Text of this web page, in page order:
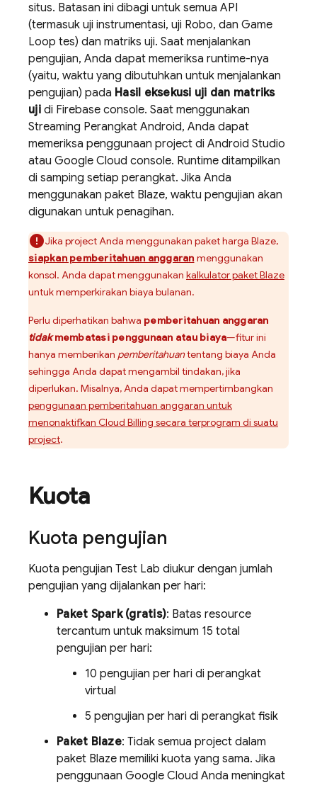
situs. Batasan ini dibagi untuk semua API
(termasuk uji instrumentasi, uji Robo, dan Game
Loop tes) dan matriks uji. Saat menjalankan
pengujian, Anda dapat memeriksa runtime-nya
(yaitu, waktu yang dibutuhkan untuk menjalankan
pengujian) pada Hasil eksekusi uji dan matriks
ujidi Firebaseconsole. Saat menggunakan
Streaming Perangkat Android, Anda dapat
memeriksa penggunaan project di Android Studio
atau Google Cloud console. Runtime ditampilkan
di samping setiap perangkat. Jika Anda
menggunakan paket Blaze, waktu pengujian akan
digunakan untuk penagihan.
Jika project Anda menggunakan paket harga Blaze,
siapkan pemberitahuan anggaran menggunakan
konsol. Anda dapat menggunakan kalkulator paket Blaze
untuk memperkirakan biaya bulanan.
Perlu diperhatikan bahwa pemberitahuan anggaran
tidakmembatasi penggunaan atau biaya—fitur ini
hanya memberikan pemberitahuantentang biaya Anda
sehingga Anda dapat mengambil tindakan, jika
diperlukan. Misalnya, Anda dapat mempertimbangkan
penggunaan pemberitahuan anggaran untuk
menonaktifkan Cloud Billing secara terprogram di suatu
project.
Kuota
Kuota pengujian
Kuota pengujian Test Lab diukur dengan jumlah
pengujian yang dijalankan per hari:
Paket Spark (gratis): Batas resource
tercantum untuk maksimum 15 total
pengujian per hari:
10 pengujian per hari di perangkat
virtual
5 pengujian per hari di perangkat fisik
Paket Blaze: Tidak semua project dalam
paket Blaze memiliki kuota yang sama. Jika
penggunaan Google Cloud Anda meningkat